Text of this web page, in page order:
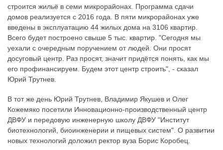
строится жильё в семи микрорайонах. Программа сдачи
домов реализуется с 2016 года. В пяти микрорайонах уже
введены в эксплуатацию 44 жилых дома на 3106 квартир.
Всего будет построено свыше 5 тыс. квартир. "Сегодня мы
уехали с очередным поручением от людей. Они просят
досуговый центр. Раз просят, значит придётся понять, как мы
его профинансируем. Будем этот центр строить", - сказал
Юрий Трутнев.
В тот же день Юрий Трутнев, Владимир Якушев и Олег
Кожемяко посетили Инновационно-производственный центр
ДВФУ и передовую инженерную школу ДВФУ "Институт
биотехнологий, биоинженерии и пищевых систем". О развитии
новых технологий доложил ректор вуза Борис Коробец.